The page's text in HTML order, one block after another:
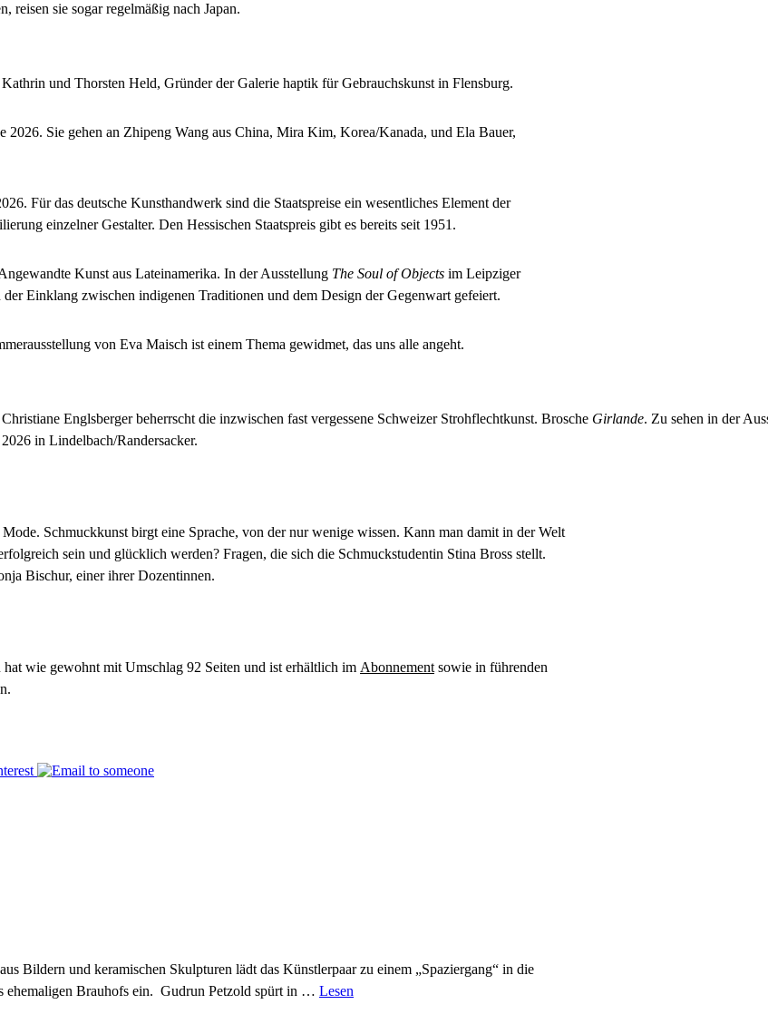
reisen sie sogar regelmäßig nach Japan.
Kathrin und Thorsten Held, Gründer der Galerie haptik für Gebrauchskunst in Flensburg.
2026. Sie gehen an Zhipeng Wang aus China, Mira Kim, Korea/Kanada, und Ela Bauer,
Für das deutsche Kunsthandwerk sind die Staatspreise ein wesentliches Element der
einzelner Gestalter. Den Hessischen Staatspreis gibt es bereits seit 1951.
Kunst aus Lateinamerika. In der Ausstellung The Soul of Objects im Leipziger
Einklang zwischen indigenen Traditionen und dem Design der Gegenwart gefeiert.
von Eva Maisch ist einem Thema gewidmet, das uns alle angeht.
Christiane Englsberger beherrscht die inzwischen fast vergessene Schweizer Strohflechtkunst. Brosche Girlande. Zu sehen in der
2026 in Lindelbach/Randersacker.
Schmuckkunst birgt eine Sprache, von der nur wenige wissen. Kann man damit in der Welt
sein und glücklich werden? Fragen, die sich die Schmuckstudentin Stina Bross stellt.
Bischur, einer ihrer Dozentinnen.
wie gewohnt mit Umschlag 92 Seiten und ist erhältlich im Abonnement sowie in führenden
Bildern und keramischen Skulpturen lädt das Künstlerpaar zu einem „Spaziergang“ in die
ehemaligen Brauhofs ein. Gudrun Petzold spürt in … Lesen